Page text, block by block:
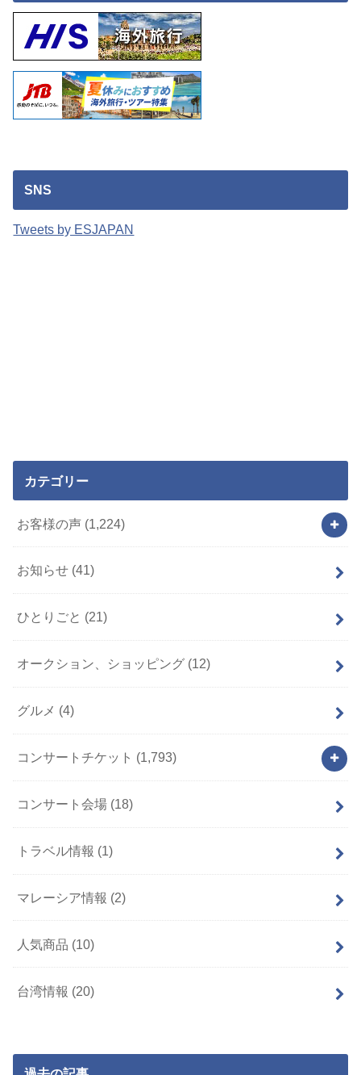
SNS
Tweets by ESJAPAN
カテゴリー
お客様の声 (1,224)
お知らせ (41)
ひとりごと (21)
オークション、ショッピング (12)
グルメ (4)
コンサートチケット (1,793)
コンサート会場 (18)
トラベル情報 (1)
マレーシア情報 (2)
人気商品 (10)
台湾情報 (20)